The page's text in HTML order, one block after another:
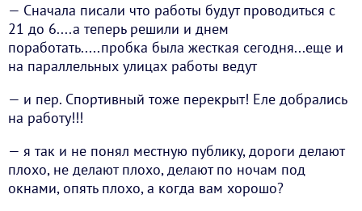
— Сначала писали что работы будут проводиться с
21 до 6....а теперь решили и днем
поработать.....пробка была жесткая сегодня...еще и
на параллельных улицах работы ведут
— и пер. Спортивный тоже перекрыт! Еле добрались
на работу!!!
— я так и не понял местную публику, дороги делают
плохо, не делают плохо, делают по ночам под
окнами, опять плохо, а когда вам хорошо?